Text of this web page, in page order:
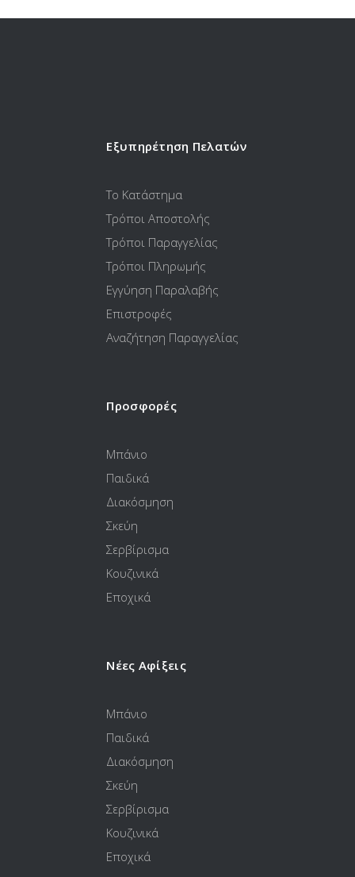
Εξυπηρέτηση Πελατών
Το Κατάστημα
Τρόποι Αποστολής
Τρόποι Παραγγελίας
Τρόποι Πληρωμής
Εγγύηση Παραλαβής
Επιστροφές
Αναζήτηση Παραγγελίας
Προσφορές
Μπάνιο
Παιδικά
Διακόσμηση
Σκεύη
Σερβίρισμα
Κουζινικά
Εποχικά
Νέες Αφίξεις
Μπάνιο
Παιδικά
Διακόσμηση
Σκεύη
Σερβίρισμα
Κουζινικά
Εποχικά